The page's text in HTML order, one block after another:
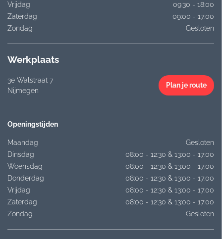
Vrijdag
09:30 - 18:00
Zaterdag
09:00 - 17:00
Zondag
Gesloten
Werkplaats
3e Walstraat 7
Nijmegen
Plan je route
Openingstijden
Maandag
Gesloten
Dinsdag
08:00 - 12:30 & 13:00 - 17:00
Woensdag
08:00 - 12:30 & 13:00 - 17:00
Donderdag
08:00 - 12:30 & 13:00 - 17:00
Vrijdag
08:00 - 12:30 & 13:00 - 17:00
Zaterdag
08:00 - 12:30 & 13:00 - 17:00
Zondag
Gesloten